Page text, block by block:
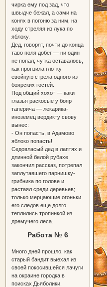
чирка ему под зад, что
швыдче бежал, а сами на
конях в погоню за ним, на
ходу стреляя из лука по
яблоку.
Дед, говорят, почти до конца
таво поля добег — ни один
не попал; чутка оставалось,
как пронзила глотку
евойную стрела одного из
боярских гостей.
Под общий хохот — каки
глазья раскосые у бояр
таперича — лекарика-
иноземец вердикту свову
вынес:
- Он попасть, в Адамово
яблоко попасть!
Седовласый дед в лаптях и
длинной белой рубахе
закончил рассказ, потрепал
заплутавшего парнишку-
грибника по голове и
растаял среди деревьев;
только мерцающие огоньки
его следов еще долго
теплились тропинкой из
дремучего леса.
Работа № 6
Много дней прошло, как
старый бандит выехал из
своей покосившейся лачуги
на окраине городка в
поисках Дьяболики.